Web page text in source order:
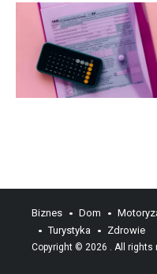
Biznes Dom
Turystyka
Zdrowie
Copyright © 2026 . All rights